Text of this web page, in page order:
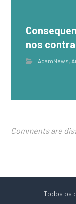
nos
AdamNews,
Comments are
Todos os